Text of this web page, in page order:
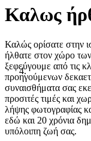
Καλως
Καλώς ορίσατε στην
ήλθατε στον χώρο
ξεφεύγουμε από τις
προηγούμενων
συναισθήματα σας
προσιτές τιμές και
λήψης φωτογραφίας
εδώ και 20 χρόνια
υπόλοιπη ζωή σας.